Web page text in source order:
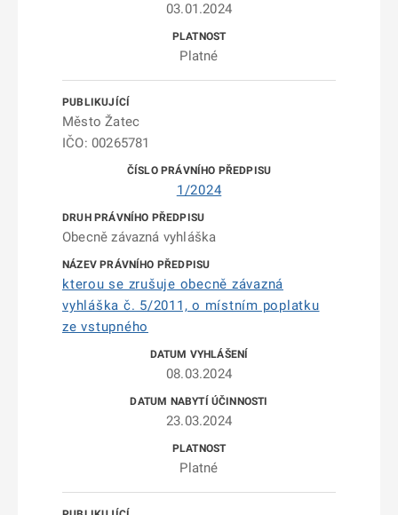
03.01.2024
Platné
Město Žatec
IČO: 00265781
1/2024
Obecně závazná vyhláška
kterou se zrušuje obecně závazná
vyhláška č. 5/2011, o místním poplatku
ze vstupného
08.03.2024
23.03.2024
Platné